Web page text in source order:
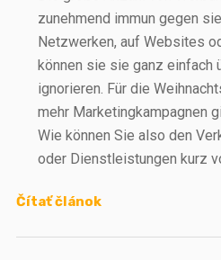
zunehmend immun gegen
Netzwerken, auf Websites
können sie sie ganz einfach
ignorieren. Für die
mehr Marketingkampagnen
Wie können Sie also den
oder Dienstleistungen kurz
Čítať článok